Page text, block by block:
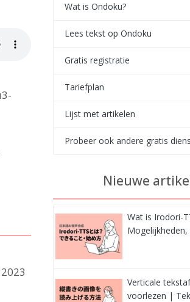
Wat is Ondoku?
Lees tekst op Ondoku
Gratis registratie
Tariefplan
Lijst met artikelen
Probeer ook andere gratis
Nieuwe
Wat is Irodori-
Verticale
voorlezen |